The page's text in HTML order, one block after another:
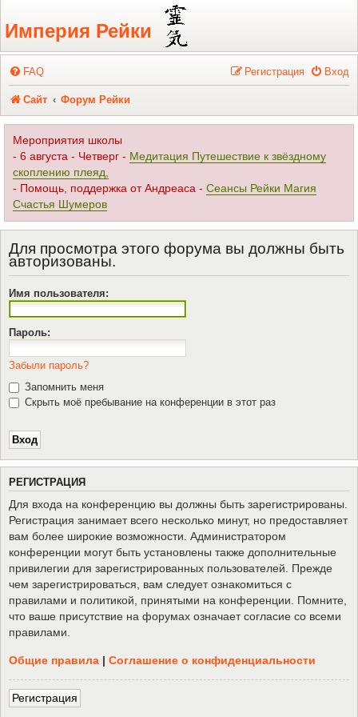
Регистрация
Империя Рейки
FAQ Вход
Регистрация
Сайт Форум Рейки
Мероприятия школы
- 6 августа - Четверг - Медитация Путешествие к звёздному
скоплению плеяд,
- Помощь, поддержка от Андреаса - Сеансы Рейки Магия
Счастья Шумеров
Для просмотра этого форума вы должны быть
авторизованы.
Имя пользователя:
Пароль:
Забыли пароль?
Запомнить меня
Скрыть моё пребывание на конференции в этот раз
РЕГИСТРАЦИЯ
Для входа на конференцию вы должны быть зарегистрированы.
Регистрация занимает всего несколько минут, но предоставляет
вам более широкие возможности. Администратором
конференции могут быть установлены также дополнительные
привилегии для зарегистрированных пользователей. Прежде
чем зарегистрироваться, вам следует ознакомиться с
правилами и политикой, принятыми на конференции. Помните,
что ваше присутствие на форумах означает согласие со всеми
правилами.
Общие правила | Соглашение о конфиденциальности
Регистрация